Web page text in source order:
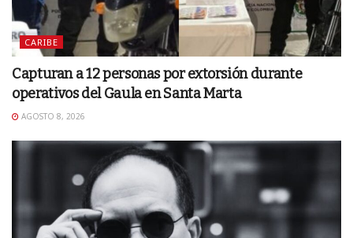
CARIBE
Capturan a 12 personas por extorsión durante
operativos del Gaula en Santa Marta
AGOSTO 8, 2026